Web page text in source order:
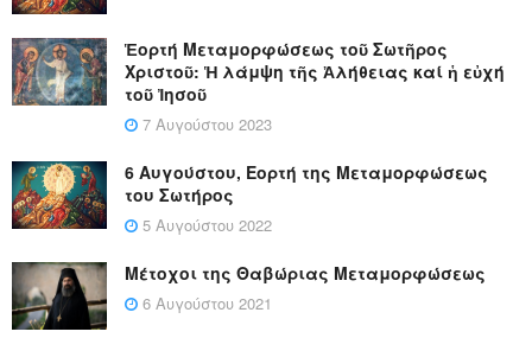
Ἑορτή Μεταμορφώσεως τοῦ Σωτῆρος
Χριστοῦ: Ἡ λάμψη τῆς Ἀλήθειας καί ἡ εὐχή
τοῦ Ἰησοῦ
7 Αυγούστου 2023
6 Αυγούστου, Εορτή της Μεταμορφώσεως
του Σωτήρος
5 Αυγούστου 2022
Μέτοχοι της Θαβώριας Μεταμορφώσεως
6 Αυγούστου 2021